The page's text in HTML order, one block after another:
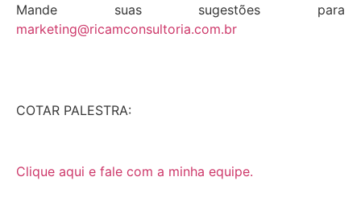
Mande suas sugestões para
marketing@ricamconsultoria.com.br
COTAR PALESTRA:
Clique aqui e fale com a minha equipe.